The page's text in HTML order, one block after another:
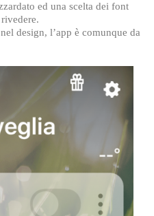
ed una scelta dei font
design, l’app è comunque da